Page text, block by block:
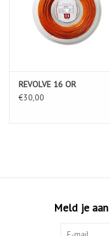
REVOLVE 16 OR
€30,00
Meld je